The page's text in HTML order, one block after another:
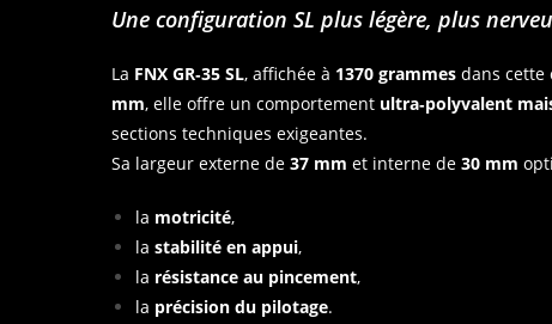
Une configuration SL plus légère, plus
La FNX GR‑35 SL, affichée à 1370 grammesdans cette
mm, elle offre un comportement ultra‑polyvalent
sections techniques exigeantes.
Sa largeur externe de 37 mm et interne de 30 mm
la motricité,
la stabilité en appui,
la résistance au pincement,
la précision du pilotage.